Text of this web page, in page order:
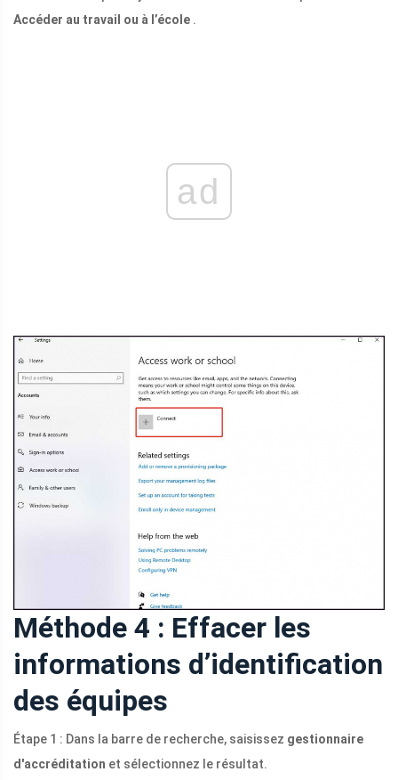
Accéder au travail ou à l’école .
ad
Méthode 4 : Effacer les
informations d’identification
des équipes
Étape 1 : Dans la barre de recherche, saisissez gestionnaire
d'accréditation et sélectionnez le résultat.